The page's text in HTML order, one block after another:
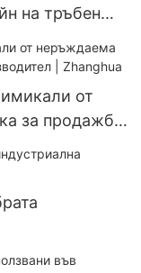
на тръбен
от
за продажба